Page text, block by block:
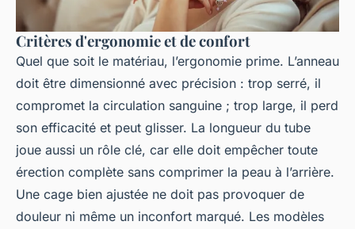
Critères d'ergonomie et de confort
Quel que soit le matériau, l’ergonomie prime. L’anneau
doit être dimensionné avec précision : trop serré, il
compromet la circulation sanguine ; trop large, il perd
son efficacité et peut glisser. La longueur du tube
joue aussi un rôle clé, car elle doit empêcher toute
érection complète sans comprimer la peau à l’arrière.
Une cage bien ajustée ne doit pas provoquer de
douleur ni même un inconfort marqué. Les modèles